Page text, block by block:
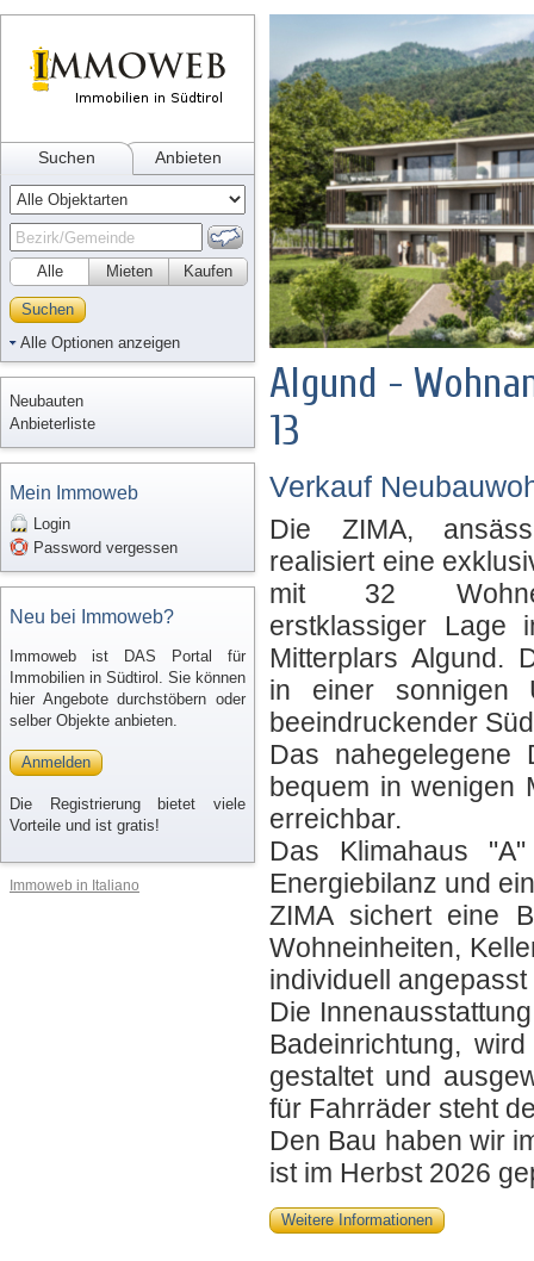
Suchen Anbieten
Alle Kaufen
Mieten
Suchen
Alle Optionen anzeigen
Neubauten
Anbieterliste
Mein Immoweb
Login
Password vergessen
Neu bei Immoweb?
Immoweb ist DAS Portal für
Immobilien in Südtirol. Sie können
hier Angebote durchstöbern oder
selber Objekte anbieten.
Anmelden
Die Registrierung bietet viele
Vorteile und ist gratis!
Immoweb in Italiano
Algund -
13
Verkauf
Die ZIMA,
realisiert eine
mit 32
erstklassiger Lage
Mitterplars Algund.
in einer sonnigen
beeindruckender
Das nahegelegene
bequem in wenigen
erreichbar.
Das Klimahaus
Energiebilanz und
ZIMA sichert eine
Wohneinheiten,
individuell
Die
Badeinrichtung,
gestaltet und
für Fahrräder steht
Den Bau haben wir
ist im Herbst 2026
Weitere Informationen